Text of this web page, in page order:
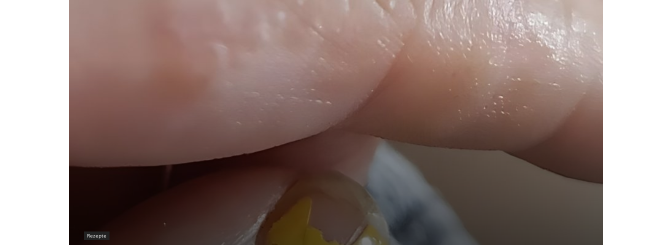
Rezepte